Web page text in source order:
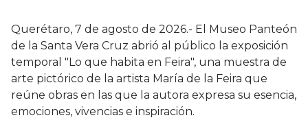
Querétaro, 7 de agosto de 2026.- El Museo Panteón
de la Santa Vera Cruz abrió al público la exposición
temporal "Lo que habita en Feira", una muestra de
arte pictórico de la artista María de la Feira que
reúne obras en las que la autora expresa su esencia,
emociones, vivencias e inspiración.